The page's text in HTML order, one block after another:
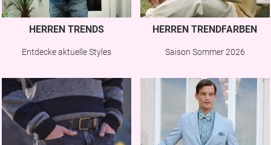
HERREN TRENDS
Entdecke aktuelle Styles
HERREN TRENDFARBEN
Saison Sommer 2026